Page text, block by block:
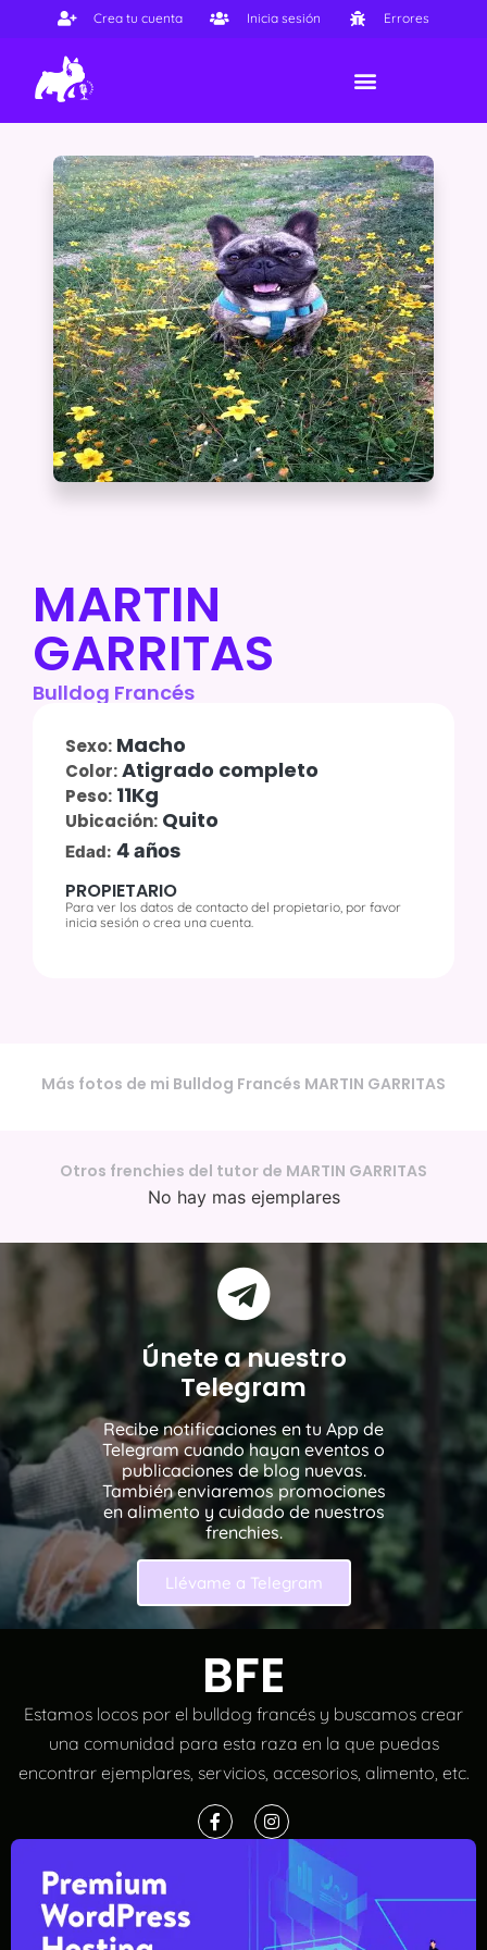
Crea tu cuenta Inicia sesión Errores
MARTIN
GARRITAS
Bulldog Francés
Sexo: Macho
Color:Atigrado completo
Peso: 11Kg
Ubicación: Quito
Edad: 4 años
PROPIETARIO
Para ver los datos de contacto del propietario, por favor
inicia sesión o crea una cuenta.
Más fotos de mi Bulldog Francés MARTIN GARRITAS
Otros frenchies del tutor de MARTIN GARRITAS
No hay mas ejemplares
Únete a nuestro
Telegram
Recibe notificaciones en tu App de
Telegram cuando hayan eventos o
publicaciones de blog nuevas.
También enviaremos promociones
en alimento y cuidado de nuestros
frenchies.
Llévame a Telegram
BFE
Estamos locos por el bulldog francés y buscamos crear
una comunidad para esta raza en la que puedas
encontrar ejemplares, servicios, accesorios, alimento, etc.